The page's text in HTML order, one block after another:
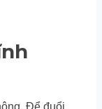
Để đuổi